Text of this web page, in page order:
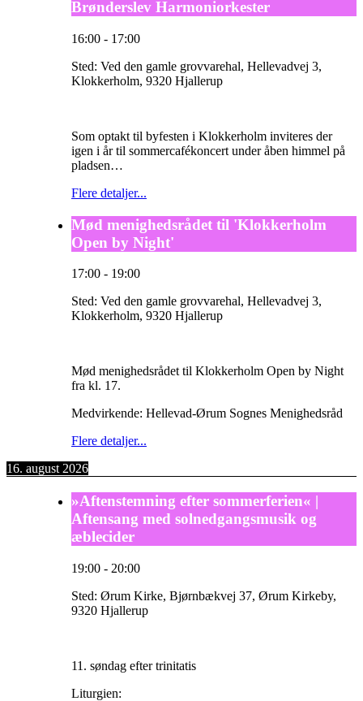
Brønderslev Harmoniorkester
16:00 - 17:00
Sted: Ved den gamle grovvarehal, Hellevadvej 3,
Klokkerholm, 9320 Hjallerup
Som optakt til byfesten i Klokkerholm inviteres der
igen i år til sommercafékoncert under åben himmel på
pladsen…
Flere detaljer...
Mød menighedsrådet til 'Klokkerholm
Open by Night'
17:00 - 19:00
Sted: Ved den gamle grovvarehal, Hellevadvej 3,
Klokkerholm, 9320 Hjallerup
Mød menighedsrådet til Klokkerholm Open by Night
fra kl. 17.
Medvirkende: Hellevad-Ørum Sognes Menighedsråd
Flere detaljer...
16. august 2026
»Aftenstemning efter sommerferien« |
Aftensang med solnedgangsmusik og
æblecider
19:00 - 20:00
Sted: Ørum Kirke, Bjørnbækvej 37, Ørum Kirkeby,
9320 Hjallerup
11. søndag efter trinitatis
Liturgien: